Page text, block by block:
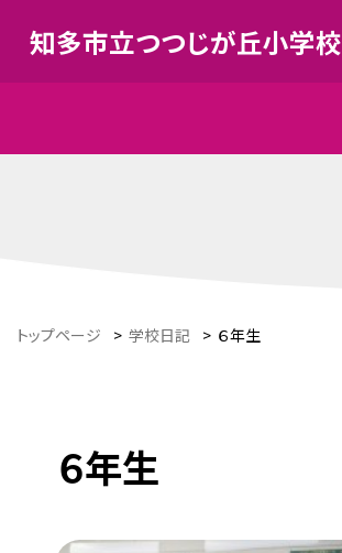
知多市立つつじが丘小学校
トップページ > 学校日記 > ６年生
６年生